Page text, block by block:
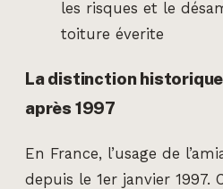
les risques et le
toiture éverite
La distinction
après 1997
En France, l’usage de
depuis le 1er janvier 1997.